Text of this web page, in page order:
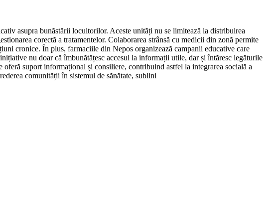
asupra bunăstării locuitorilor. Aceste unități nu se limitează la distribuirea
corectă a tratamentelor. Colaborarea strânsă cu medicii din zonă permite
cronice. În plus, farmaciile din Nepos organizează campanii educative care
nu doar că îmbunătățesc accesul la informații utile, dar și întăresc legăturile
suport informațional și consiliere, contribuind astfel la integrarea socială a
comunității în sistemul de sănătate, sublini